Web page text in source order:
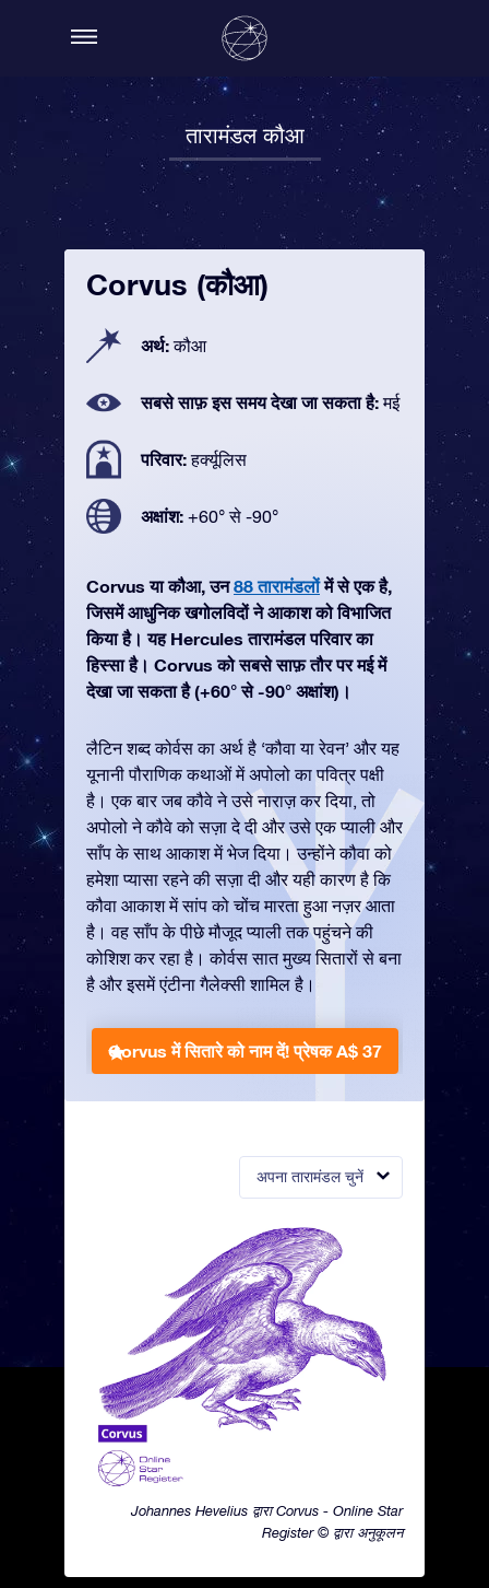
तारामंडल कौआ
अपना तारामंडल चुनें
Johannes Hevelius द्वारा Corvus - Online Star
Register © द्वारा अनुकूलन
Corvus (कौआ)
अर्थ:कौआ
सबसे साफ़ इस समय देखा जा सकता है:मई
परिवार:हर्क्यूलिस
अक्षांश: +60° से -90°
Corvus या कौआ, उन88 तारामंडलोंमें से एक है,
जिसमें आधुनिक खगोलविदों ने आकाश को विभाजित
किया है। यह Hercules तारामंडल परिवार का
हिस्सा है। Corvus को सबसे साफ़ तौर पर मई में
देखा जा सकता है (+60° से -90° अक्षांश)।
लैटिन शब्द कोर्वस का अर्थ है ‘कौवा या रेवन’ और यह
यूनानी पौराणिक कथाओं में अपोलो का पवित्र पक्षी
है। एक बार जब कौवे ने उसे नाराज़ कर दिया, तो
अपोलो ने कौवे को सज़ा दे दी और उसे एक प्याली और
साँप के साथ आकाश में भेज दिया। उन्होंने कौवा को
हमेशा प्यासा रहने की सज़ा दी और यही कारण है कि
कौवा आकाश में सांप को चोंच मारता हुआ नज़र आता
है। वह साँप के पीछे मौजूद प्याली तक पहुंचने की
कोशिश कर रहा है। कोर्वस सात मुख्य सितारों से बना
है और इसमें एंटीना गैलेक्सी शामिल है।
Corvus में सितारे को नाम दें!प्रेषक A$ 37